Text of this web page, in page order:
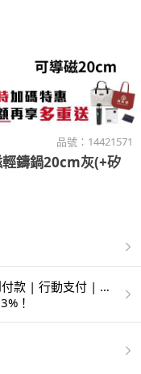
品號： 14421571
鑄鍋20cm灰(+矽
款 | 行動支付 | 超
！